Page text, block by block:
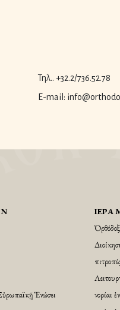
Τηλ.. +32.2/736.52.78
E-mail:
Ἑνώσει
ἹΕΡΆ
Ἐνορίαι